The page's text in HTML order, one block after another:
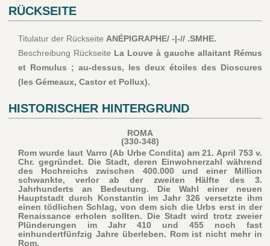
RÜCKSEITE
Titulatur der Rückseite ANÉPIGRAPHE/ -|-// .SMHE.
Beschreibung Rückseite La Louve à gauche allaitant Rémus
et Romulus ; au-dessus, les deux étoiles des Dioscures
(les Gémeaux, Castor et Pollux).
HISTORISCHER HINTERGRUND
ROMA
(330-348)
Rom wurde laut Varro (Ab Urbe Condita) am 21. April 753 v.
Chr. gegründet. Die Stadt, deren Einwohnerzahl während
des Hochreichs zwischen 400.000 und einer Million
schwankte, verlor ab der zweiten Hälfte des 3.
Jahrhunderts an Bedeutung. Die Wahl einer neuen
Hauptstadt durch Konstantin im Jahr 326 versetzte ihm
einen tödlichen Schlag, von dem sich die Urbs erst in der
Renaissance erholen sollten. Die Stadt wird trotz zweier
Plünderungen im Jahr 410 und 455 noch fast
einhundertfünfzig Jahre überleben. Rom ist nicht mehr in
Rom.